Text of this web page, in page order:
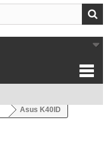
Asus K40ID